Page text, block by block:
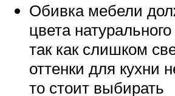
Обивка мебели
цвета
так как слишком
оттенки для кухни
то стоит выбирать